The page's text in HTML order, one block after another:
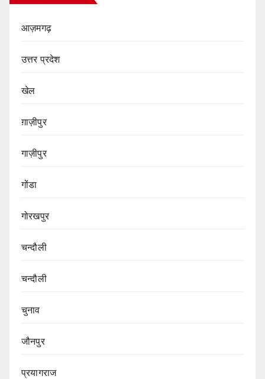
आज़मगढ़
उत्तर प्रदेश
खेल
ग़ाज़ीपुर
गाज़ीपुर
गोंडा
गोरखपुर
चन्दौली
चन्दौली
चुनाव
जौनपुर
प्रयागराज